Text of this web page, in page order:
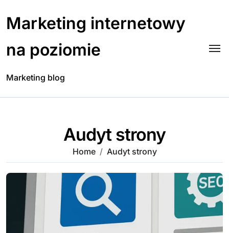
content
Marketing internetowy
na poziomie
Marketing blog
Audyt strony
Home Audyt strony